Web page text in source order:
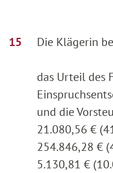
Die Klägerin
das Urteil des
und die
21.080,56 €
254.846,28 €
5.130,81 €